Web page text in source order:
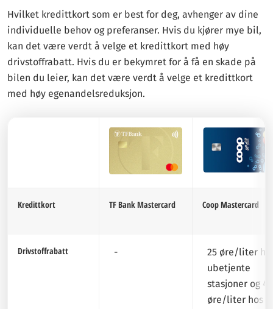
Hvilket kredittkort som er best for deg, avhenger av dine
individuelle behov og preferanser. Hvis du kjører mye bil,
kan det være verdt å velge et kredittkort med høy
drivstoffrabatt. Hvis du er bekymret for å få en skade på
bilen du leier, kan det være verdt å velge et kredittkort
med høy egenandelsreduksjon.
Kredittkort TF Bank Mastercard Coop Mastercard
Drivstoffrabatt -
25 øre/liter
ubetjente
stasjoner og 45
øre/liter hos